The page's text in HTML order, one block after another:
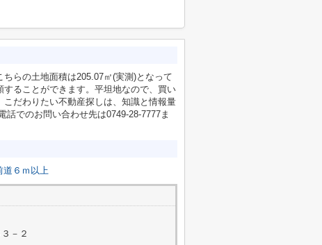
らの土地面積は205.07㎡(実測)となって
ることができます。平坦地なので、買い
だわりたい不動産探しは、知識と情報量
でのお問い合わせ先は0749-28-7777ま
道６ｍ以上
－２